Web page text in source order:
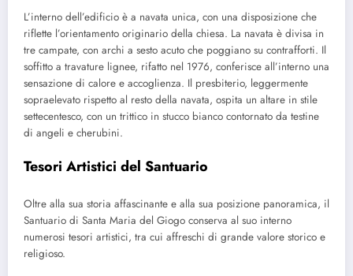
L’interno dell’edificio è a navata unica, con una disposizione che
riflette l’orientamento originario della chiesa. La navata è divisa in
tre campate, con archi a sesto acuto che poggiano su contrafforti. Il
soffitto a travature lignee, rifatto nel 1976, conferisce all’interno una
sensazione di calore e accoglienza. Il presbiterio, leggermente
sopraelevato rispetto al resto della navata, ospita un altare in stile
settecentesco, con un trittico in stucco bianco contornato da testine
di angeli e cherubini.
Tesori Artistici del Santuario
Oltre alla sua storia affascinante e alla sua posizione panoramica, il
Santuario di Santa Maria del Giogo conserva al suo interno
numerosi tesori artistici, tra cui affreschi di grande valore storico e
religioso.